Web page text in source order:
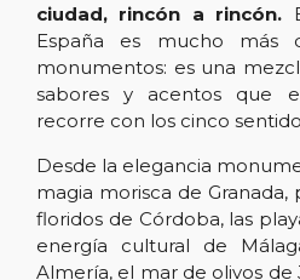
ciudad, rincón a rincón.
España es mucho más
monumentos: es una
sabores y acentos que
recorre con los cinco
Desde la elegancia
magia morisca de
floridos de Córdoba, las
energía cultural de
Almería, el mar de olivos de